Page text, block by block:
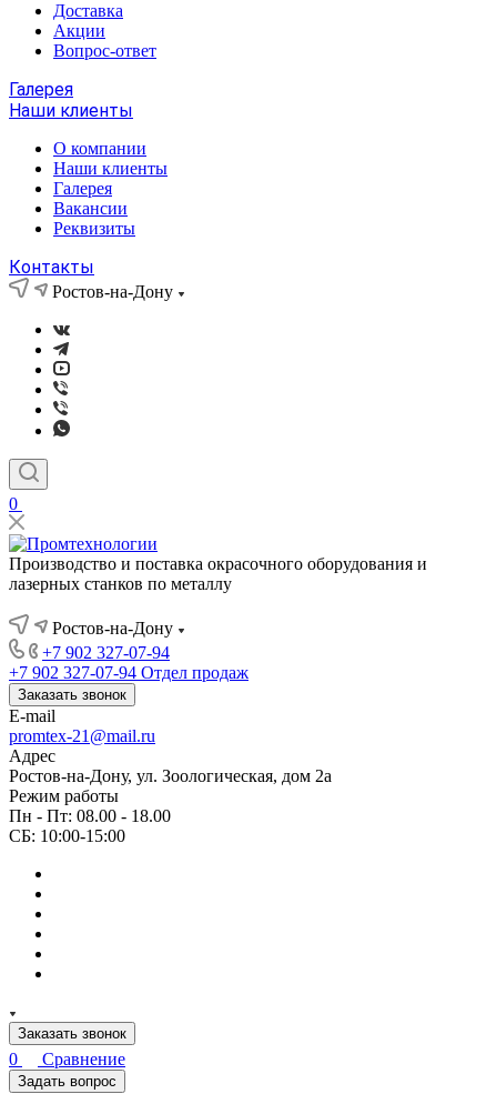
Доставка
Акции
Вопрос-ответ
Галерея
Наши клиенты
О компании
Наши клиенты
Галерея
Вакансии
Реквизиты
Контакты
Ростов-на-Дону
0
Производство и поставка окрасочного оборудования и
лазерных станков по металлу
Ростов-на-Дону
+7 902 327-07-94
+7 902 327-07-94 Отдел продаж
Заказать звонок
E-mail
promtex-21@mail.ru
Адрес
Ростов-на-Дону, ул. Зоологическая, дом 2а
Режим работы
Пн - Пт: 08.00 - 18.00
СБ: 10:00-15:00
Заказать звонок
0 Сравнение
Задать вопрос